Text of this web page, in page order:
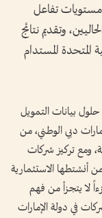
مستويات تفاعل
وتقديم نتائج
المتحدة المستدام
بيانات التمويل
دبي الوطني، من
ومع تركيز شركات
أنشتطها الاستثمارية
لا يتجزأ من فهم
في دولة الإمارات